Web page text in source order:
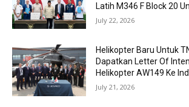
Latih M346 F Block 20
July 22, 2026
Helikopter Baru Untuk
Dapatkan Letter Of
Helikopter AW149 Ke
July 21, 2026